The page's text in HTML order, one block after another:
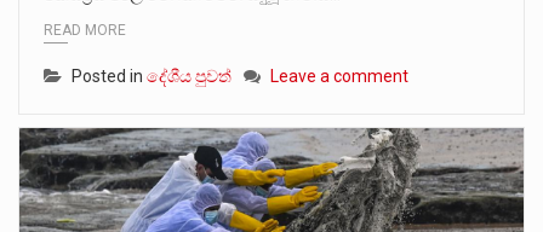
READ MORE
Posted in දේශීය පුවත් Leave a comment